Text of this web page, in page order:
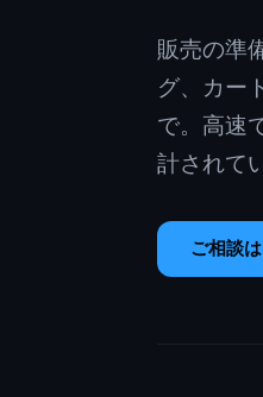
販売の準
グ、カー
で。高速
計されて
ご相談